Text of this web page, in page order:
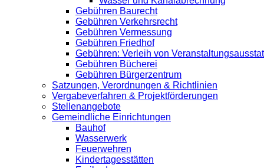
Gebühren Baurecht
Gebühren Verkehrsrecht
Gebühren Vermessung
Gebühren Friedhof
Gebühren: Verleih von
Gebühren Bücherei
Gebühren Bürgerzentrum
Satzungen, Verordnungen & Richtlinien
Vergabeverfahren & Projektförderungen
Stellenangebote
Gemeindliche Einrichtungen
Bauhof
Wasserwerk
Feuerwehren
Kindertagesstätten